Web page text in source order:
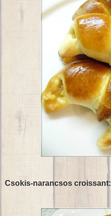
Csokis-narancsos croissant: